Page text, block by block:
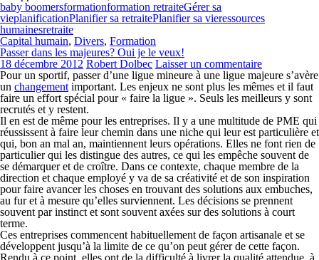
baby boomersformationformation retraiteGérer sa
vieplanificationPlanifier sa retraitePlanifier sa vieressources
humainesretraite
Capital humain, Divers, Formation
Passer dans les majeures? Oui je le veux!
18 décembre 2012 Robert Dolbec Laisser un commentaire
Pour un sportif, passer d’une ligue mineure à une ligue majeure s’avère
un changement important. Les enjeux ne sont plus les mêmes et il faut
faire un effort spécial pour « faire la ligue ». Seuls les meilleurs y sont
recrutés et y restent.
Il en est de même pour les entreprises. Il y a une multitude de PME qui
réussissent à faire leur chemin dans une niche qui leur est particulière et
qui, bon an mal an, maintiennent leurs opérations. Elles ne font rien de
particulier qui les distingue des autres, ce qui les empêche souvent de
se démarquer et de croître. Dans ce contexte, chaque membre de la
direction et chaque employé y va de sa créativité et de son inspiration
pour faire avancer les choses en trouvant des solutions aux embuches,
au fur et à mesure qu’elles surviennent. Les décisions se prennent
souvent par instinct et sont souvent axées sur des solutions à court
terme.
Ces entreprises commencent habituellement de façon artisanale et se
développent jusqu’à la limite de ce qu’on peut gérer de cette façon.
Rendu à ce point, elles ont de la difficulté à livrer la qualité attendue, à